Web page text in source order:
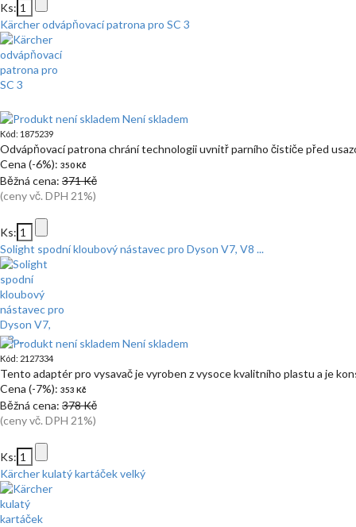
Ks:
Kärcher odvápňovací patrona pro SC 3
Není skladem
Kód: 1875239
Odvápňovací patrona chrání technologii uvnitř parního čističe před
Cena (-6%): 350 Kč
Běžná cena: 371 Kč
(ceny vč. DPH 21%)
Ks:
Solight spodní kloubový nástavec pro Dyson V7, V8 ...
Není skladem
Kód: 2127334
Tento adaptér pro vysavač je vyroben z vysoce kvalitního plastu a je
Cena (-7%): 353 Kč
Běžná cena: 378 Kč
(ceny vč. DPH 21%)
Ks:
Kärcher kulatý kartáček velký